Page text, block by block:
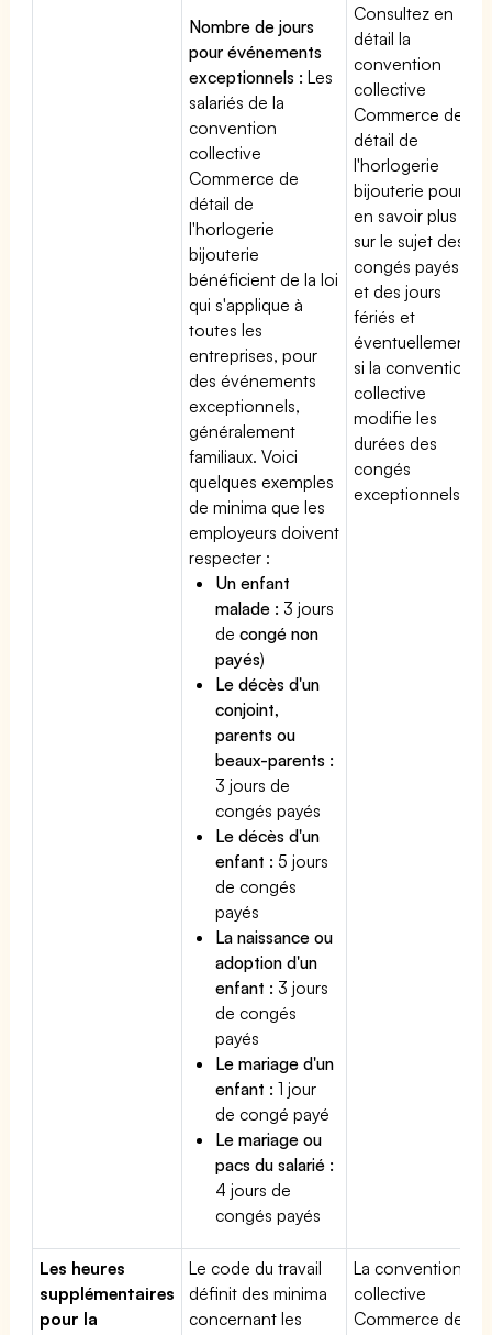
Nombre de jours
pour événements
exceptionnels : Les
salariés de la
convention
collective
Commerce de
détail de
l'horlogerie
bijouterie
bénéficient de la loi
qui s'applique à
toutes les
entreprises, pour
des événements
exceptionnels,
généralement
familiaux. Voici
quelques exemples
de minima que les
employeurs doivent
respecter :
Un enfant
malade : 3 jours
decongé non
payés)
Le décès d'un
conjoint,
parents ou
beaux-parents :
3 jours de
congés payés
Le décès d'un
enfant : 5 jours
de congés
payés
La naissance ou
adoption d'un
enfant : 3 jours
de congés
payés
Le mariage d'un
enfant : 1 jour
de congé payé
Le mariage ou
pacs du salarié :
4 jours de
congés payés
Consultez en
détail la
convention
collective
Commerce de
détail de
l'horlogerie
bijouterie pour
en savoir plus
sur le sujet des
congés payés
et des jours
fériés et
éventuellement
si la convention
collective
modifie les
durées des
congés
exceptionnels.
Les heures
supplémentaires
pour la
Le code du travail
définit des minima
concernant les
La convention
collective
Commerce de